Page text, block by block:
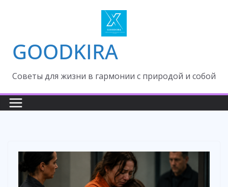
GOODKIRA
Cоветы для жизни в гармонии с природой и собой